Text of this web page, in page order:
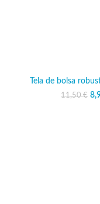
Tela de bolsa
11,50€